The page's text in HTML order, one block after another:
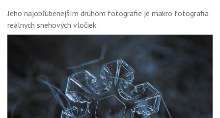
Jeho najobľúbenejším druhom fotografie je makro fotografia
reálnych snehových vločiek.